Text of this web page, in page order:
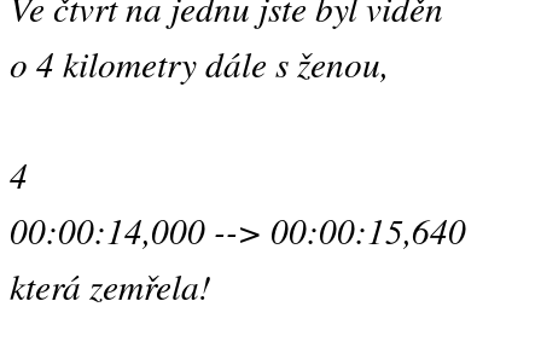
o 4 kilometry dále s ženou,
4
00:00:14,000 --> 00:00:15,640
která zemřela!